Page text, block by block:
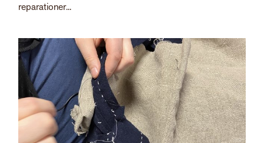
reparationer...